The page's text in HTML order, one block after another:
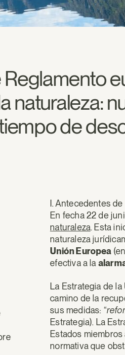
naturaleza:
de
I. Antecedentes
En fecha 22 de
naturaleza. Esta
naturaleza
Unión Europea
efectiva a la
La Estrategia de
camino de la
sus medidas: “
Estrategia). La
Estados
normativa que